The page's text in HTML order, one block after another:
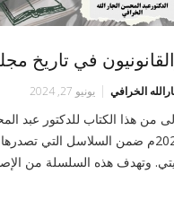
في تاريخ
الخرافي يونيو 27, 2024
من هذا الكتاب للدكتور عبد
الخرافي[1] عام 2020م ضمن السلاسل التي
وتهدف هذه السلسلة من